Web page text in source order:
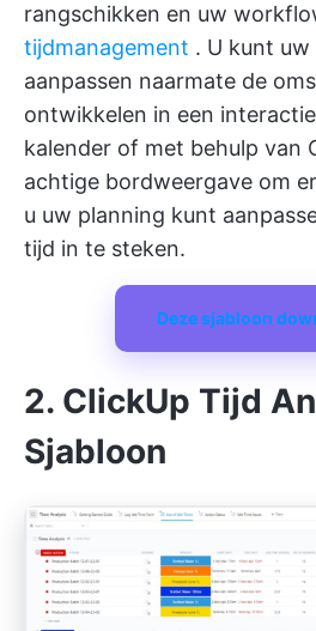
rangschikken en uw
tijdmanagement . U kunt
aanpassen naarmate de
ontwikkelen in een
kalender of met behulp van
achtige bordweergave om
u uw planning kunt
tijd in te steken.
Deze sjabloon
2. ClickUp Tijd
Sjabloon